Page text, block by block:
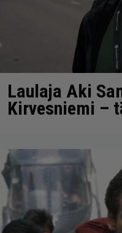
Laulaja Aki
Kirvesniemi –